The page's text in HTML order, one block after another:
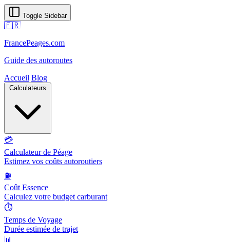
Toggle Sidebar
🇫🇷
FrancePeages.com
Guide des autoroutes
Accueil Blog
Calculateurs
💳
Calculateur de Péage
Estimez vos coûts autoroutiers
⛽
Coût Essence
Calculez votre budget carburant
⏱️
Temps de Voyage
Durée estimée de trajet
📊